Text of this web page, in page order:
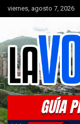
Saltar
al
viernes, agosto 7, 2026
La Voz
Portal de noticias